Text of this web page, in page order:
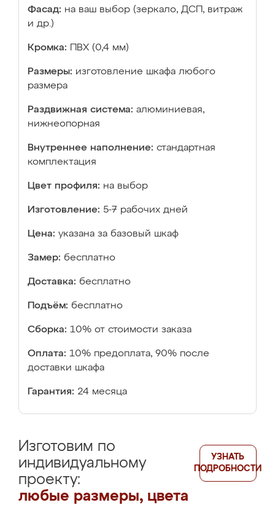
Фасад: на ваш выбор (зеркало, ДСП, витраж
и др.)
Кромка: ПВХ (0,4 мм)
Размеры: изготовление шкафа любого
размера
Раздвижная система: алюминиевая,
нижнеопорная
Внутреннее наполнение: стандартная
комплектация
Цвет профиля: на выбор
Изготовление: 5-7 рабочих дней
Цена: указана за базовый шкаф
Замер: бесплатно
Доставка: бесплатно
Подъём: бесплатно
Сборка: 10% от стоимости заказа
Оплата: 10% предоплата, 90% после
доставки шкафа
Гарантия: 24 месяца
Изготовим по
индивидуальному
проекту:
любые размеры, цвета
УЗНАТЬ
ПОДРОБНОСТИ